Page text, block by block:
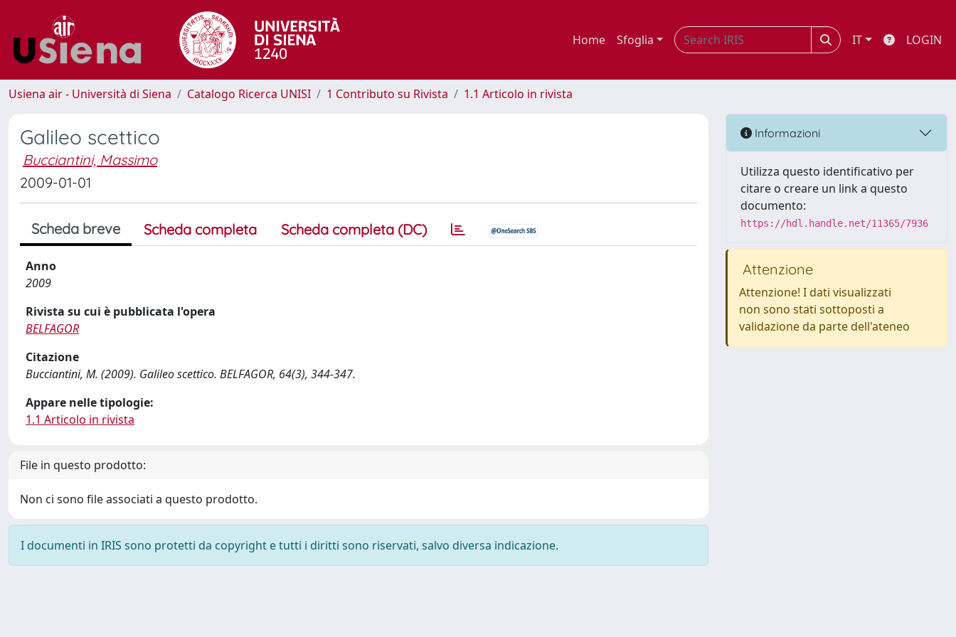
Home Sfoglia IT LOGIN
Usiena air - Università di Siena Catalogo Ricerca UNISI 1 Contributo su Rivista 1.1 Articolo in rivista
Galileo scettico
Bucciantini, Massimo
2009-01-01
Scheda breve Scheda completa Scheda completa (DC)
Anno
2009
Rivista su cui è pubblicata l'opera
BELFAGOR
Citazione
Bucciantini, M. (2009). Galileo scettico. BELFAGOR, 64(3), 344-347.
Appare nelle tipologie:
1.1 Articolo in rivista
File in questo prodotto:
Non ci sono file associati a questo prodotto.
I documenti in IRIS sono protetti da copyright e tutti i diritti sono riservati, salvo diversa indicazione.
Informazioni
Utilizza questo identificativo per
citare o creare un link a questo
documento:
https://hdl.handle.net/11365/7936
Attenzione
Attenzione! I dati visualizzati
non sono stati sottoposti a
validazione da parte dell'ateneo